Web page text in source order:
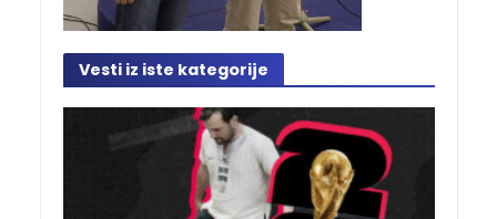
Vesti iz iste kategorije